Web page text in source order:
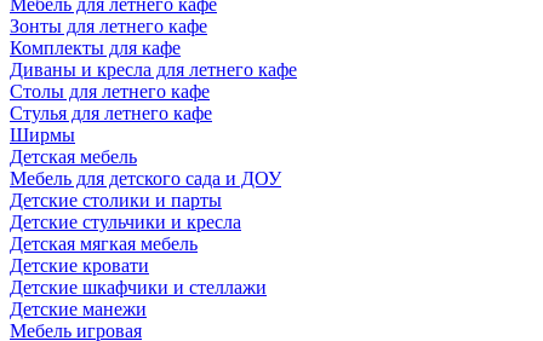
Мебель для летнего кафе
Зонты для летнего кафе
Комплекты для кафе
Диваны и кресла для летнего кафе
Столы для летнего кафе
Стулья для летнего кафе
Ширмы
Детская мебель
Мебель для детского сада и ДОУ
Детские столики и парты
Детские стульчики и кресла
Детская мягкая мебель
Детские кровати
Детские шкафчики и стеллажи
Детские манежи
Мебель игровая